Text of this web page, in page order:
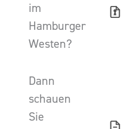
im
Hamburger
Westen?
Dann
schauen
Sie